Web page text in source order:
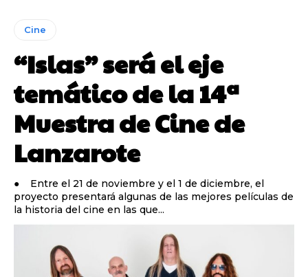
Cine
“Islas” será el eje
temático de la 14ª
Muestra de Cine de
Lanzarote
● Entre el 21 de noviembre y el 1 de diciembre, el
proyecto presentará algunas de las mejores películas de
la historia del cine en las que...